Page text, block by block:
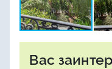
Вас